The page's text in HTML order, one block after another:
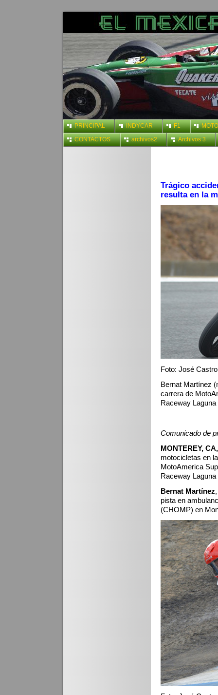
PRINCIPAL INDYCAR F1
CONTACTOS
archivos2 Archivos 3
Trágico
resulta en la
Foto: José Castro
Bernat Martínez
carrera de
Raceway Laguna
Comunicado de
MONTEREY,
motocicletas en
MotoAmerica
Raceway
Bernat Martínez
pista en
(CHOMP) en